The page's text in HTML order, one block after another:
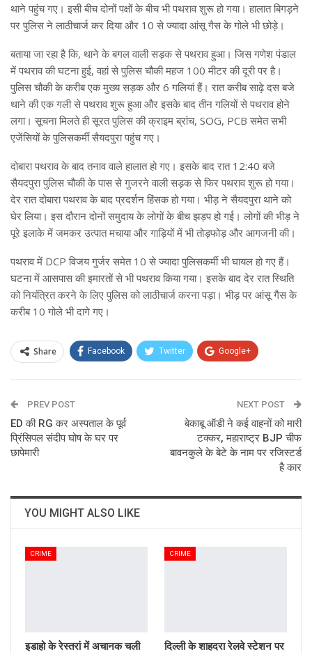
थाने पहुंच गए। इसी बीच दोनों पक्षों के बीच भी पथराव शुरू हो गया। हालात बिगड़ने
पर पुलिस ने लाठीचार्ज कर दिया और 10 से ज्यादा आंसू गैस के गोले भी छोड़े।
बताया जा रहा है कि, थाने के बगल वाली सड़क से पथराव हुआ। जिस गणेश पंडाल
में पथराव की घटना हुई, वहां से पुलिस चौकी महज 100 मीटर की दूरी पर है।
पुलिस चौकी के करीब एक मुख्य सड़क और 6 गलियां हैं। रात करीब साढ़े दस बजे
थाने की एक गली से पथराव शुरू हुआ और इसके बाद तीन गलियों से पथराव होने
लगा। सूचना मिलते ही सूरत पुलिस की क्राइम ब्रांच, SOG, PCB समेत सभी
एजेंसियों के पुलिसकर्मी सैयदपुरा पहुंच गए।
दोबारा पथराव के बाद तनाव वाले हालात हो गए। इसके बाद रात 12:40 बजे
सैयदपुरा पुलिस चौकी के पास से गुजरने वाली सड़क से फिर पथराव शुरू हो गया।
देर रात दोबारा पथराव के बाद प्रदर्शन हिंसक हो गया। भीड़ ने सैयदपुरा थाने को
घेर लिया। इस दौरान दोनों समुदाय के लोगों के बीच झड़प हो गई। लोगों की भीड़ ने
पूरे इलाके में जमकर उत्पात मचाया और गाड़ियों में भी तोड़फोड़ और आगजनी की।
पथराव में DCP विजय गुर्जर समेत 10 से ज्यादा पुलिसकर्मी भी घायल हो गए हैं।
घटना में आसपास की इमारतों से भी पथराव किया गया। इसके बाद देर रात स्थिति
को नियंत्रित करने के लिए पुलिस को लाठीचार्ज करना पड़ा। भीड़ पर आंसू गैस के
करीब 10 गोले भी दागे गए।
Share Facebook Twitter Google+
Email
PREV POST
ED की RG कर अस्पताल के पूर्व
प्रिंसिपल संदीप घोष के घर पर
छापेमारी
NEXT POST
बेकाबू ऑडी ने कई वाहनों को मारी
टक्कर, महाराष्ट्र BJP चीफ
बावनकुले के बेटे के नाम पर रजिस्टर्ड
है कार
YOU MIGHT ALSO LIKE
CRIME
इडाहो के रेस्तरां में अचानक चली
CRIME
दिल्ली के शाहदरा रेलवे स्टेशन पर